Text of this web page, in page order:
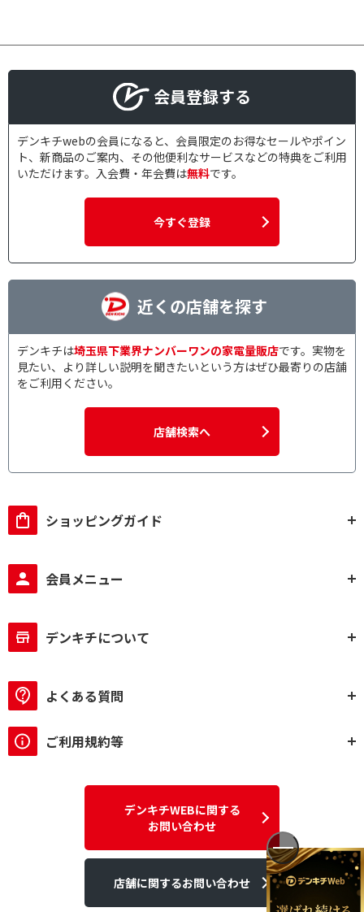
会員登録する
デンキチwebの会員になると、会員限定のお得なセールやポイン
ト、新商品のご案内、その他便利なサービスなどの特典をご利用
いただけます。入会費・年会費は無料です。
今すぐ登録
近くの店舗を探す
デンキチは埼玉県下業界ナンバーワンの家電量販店です。実物を
見たい、より詳しい説明を聞きたいという方はぜひ最寄りの店舗
をご利用ください。
店舗検索へ
ショッピングガイド
会員メニュー
デンキチについて
よくある質問
ご利用規約等
デンキチWEBに関する
お問い合わせ
店舗に関するお問い合わせ